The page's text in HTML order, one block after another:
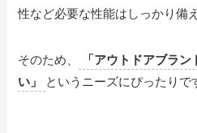
性など必要な性能はしっかり備
そのため、
「アウトドアブラ
い」
というニーズにぴったりで